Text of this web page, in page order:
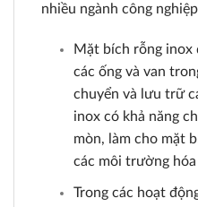
nhiều ngành công
Mặt bích rỗng inox
các ống và van
chuyển và lưu trữ
inox có khả năng
mòn, làm cho mặt
các môi trường
Trong các hoạt